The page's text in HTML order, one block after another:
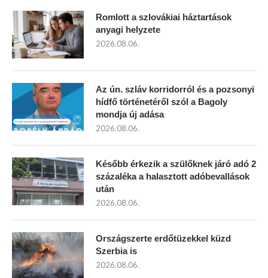
Romlott a szlovákiai háztartások
anyagi helyzete
2026.08.06.
Az ún. szláv korridorról és a pozsonyi
hídfő történetéről szól a Bagoly
mondja új adása
2026.08.06.
Később érkezik a szülőknek járó adó 2
százaléka a halasztott adóbevallások
után
2026.08.06.
Országszerte erdőtüzekkel küzd
Szerbia is
2026.08.06.